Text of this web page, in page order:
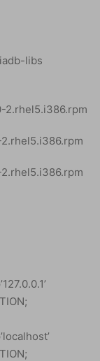
libs
2.rhel5.i386.rpm